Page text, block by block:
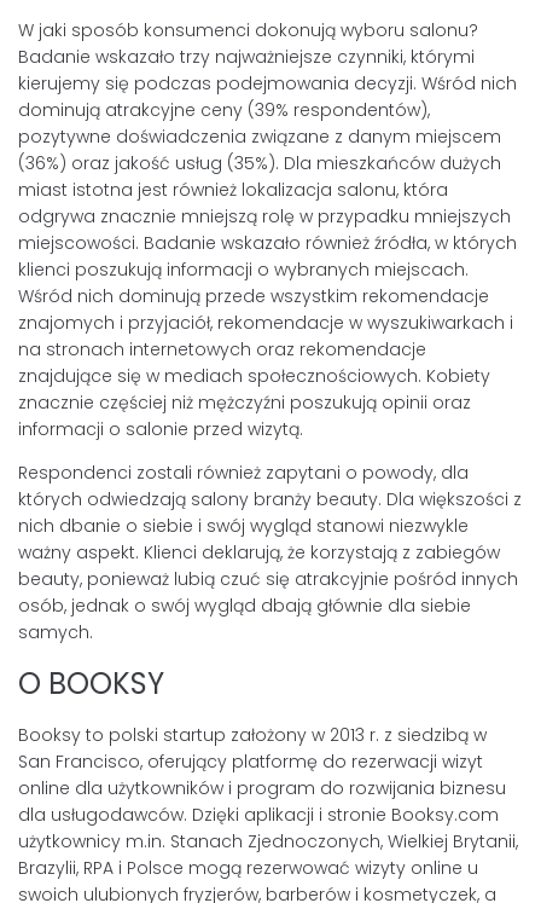
W jaki sposób konsumenci dokonują wyboru salonu?
Badanie wskazało trzy najważniejsze czynniki, którymi
kierujemy się podczas podejmowania decyzji. Wśród nich
dominują atrakcyjne ceny (39% respondentów),
pozytywne doświadczenia związane z danym miejscem
(36%) oraz jakość usług (35%). Dla mieszkańców dużych
miast istotna jest również lokalizacja salonu, która
odgrywa znacznie mniejszą rolę w przypadku mniejszych
miejscowości. Badanie wskazało również źródła, w których
klienci poszukują informacji o wybranych miejscach.
Wśród nich dominują przede wszystkim rekomendacje
znajomych i przyjaciół, rekomendacje w wyszukiwarkach i
na stronach internetowych oraz rekomendacje
znajdujące się w mediach społecznościowych. Kobiety
znacznie częściej niż mężczyźni poszukują opinii oraz
informacji o salonie przed wizytą.
Respondenci zostali również zapytani o powody, dla
których odwiedzają salony branży beauty. Dla większości z
nich dbanie o siebie i swój wygląd stanowi niezwykle
ważny aspekt. Klienci deklarują, że korzystają z zabiegów
beauty, ponieważ lubią czuć się atrakcyjnie pośród innych
osób, jednak o swój wygląd dbają głównie dla siebie
samych.
O BOOKSY
Booksy to polski startup założony w 2013 r. z siedzibą w
San Francisco, oferujący platformę do rezerwacji wizyt
online dla użytkowników i program do rozwijania biznesu
dla usługodawców. Dzięki aplikacji i stronie Booksy.com
użytkownicy m.in. Stanach Zjednoczonych, Wielkiej Brytanii,
Brazylii, RPA i Polsce mogą rezerwować wizyty online u
swoich ulubionych fryzjerów, barberów i kosmetyczek, a